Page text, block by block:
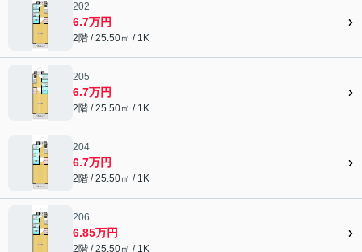
202
6.7万円
2階 / 25.50㎡ / 1K
205
6.7万円
2階 / 25.50㎡ / 1K
204
6.7万円
2階 / 25.50㎡ / 1K
206
6.85万円
2階 / 25.50㎡ / 1K